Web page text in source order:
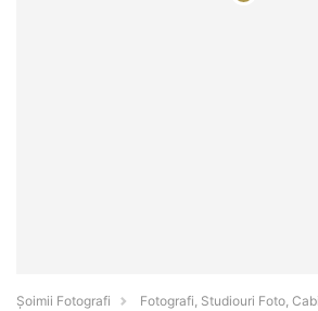
Șoimii Fotografi
Fotografi, Studiouri Foto,